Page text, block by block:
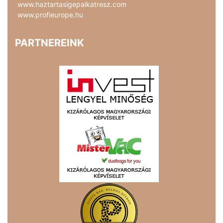
www.haztartasigepalkatresz.com
www.profieurope.hu
PARTNEREINK